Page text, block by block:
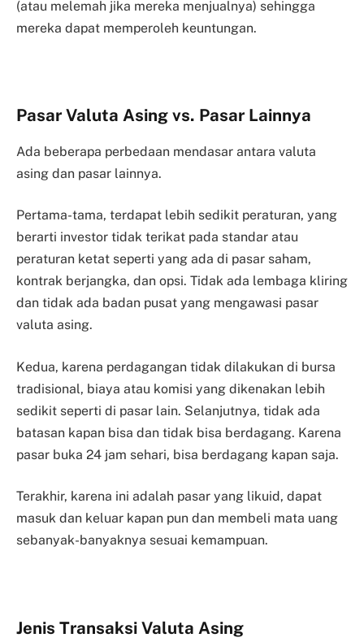
(atau melemah jika mereka menjualnya) sehingga
mereka dapat memperoleh keuntungan.
Pasar Valuta Asing vs. Pasar Lainnya
Ada beberapa perbedaan mendasar antara valuta
asing dan pasar lainnya.
Pertama-tama, terdapat lebih sedikit peraturan, yang
berarti investor tidak terikat pada standar atau
peraturan ketat seperti yang ada di pasar saham,
kontrak berjangka, dan opsi. Tidak ada lembaga kliring
dan tidak ada badan pusat yang mengawasi pasar
valuta asing.
Kedua, karena perdagangan tidak dilakukan di bursa
tradisional, biaya atau komisi yang dikenakan lebih
sedikit seperti di pasar lain. Selanjutnya, tidak ada
batasan kapan bisa dan tidak bisa berdagang. Karena
pasar buka 24 jam sehari, bisa berdagang kapan saja.
Terakhir, karena ini adalah pasar yang likuid, dapat
masuk dan keluar kapan pun dan membeli mata uang
sebanyak-banyaknya sesuai kemampuan.
Jenis Transaksi Valuta Asing